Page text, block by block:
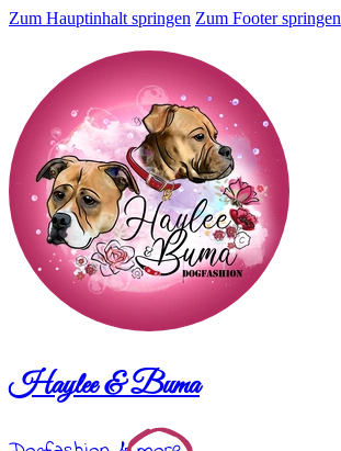
Zum Hauptinhalt springen Zum Footer springen
Haylee & Buma